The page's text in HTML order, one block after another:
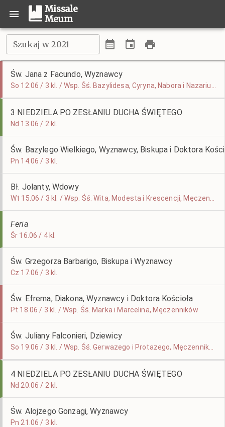
Missale
Meum
Szukaj w 2021
Św. Jana z Facundo, Wyznawcy
3 NIEDZIELA PO ZESŁANIU DUCHA ŚWIĘTEGO
Nd 13.06 / 2 kl.
Św. Bazylego Wielkiego, Wyznawcy, Biskupa i Doktora
Pn 14.06 / 3 kl.
Bł. Jolanty, Wdowy
Feria
Śr 16.06 / 4 kl.
Św. Grzegorza Barbarigo, Biskupa i Wyznawcy
Cz 17.06 / 3 kl.
Św. Efrema, Diakona, Wyznawcy i Doktora Kościoła
Pt 18.06 / 3 kl. / Wsp. Śś. Marka i Marcelina, Męczenników
Św. Juliany Falconieri, Dziewicy
4 NIEDZIELA PO ZESŁANIU DUCHA ŚWIĘTEGO
Nd 20.06 / 2 kl.
Św. Alojzego Gonzagi, Wyznawcy
Pn 21.06 / 3 kl.